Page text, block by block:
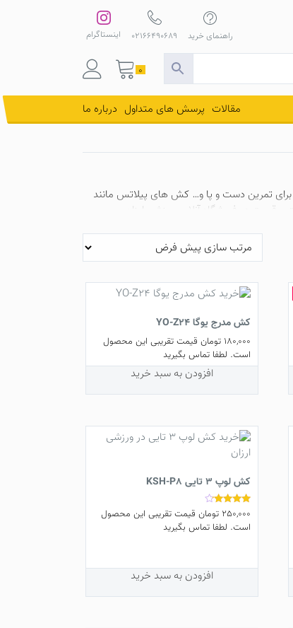
0
راهنمای خرید 02166490689 اینستاگرام
مقالات پرسش های متداول درباره ما
تمرین دست و پا و… کش های پیلاتس مانند
در فروشگاه آنلاین ورزشی ارزان
کش مدرج یوگا YO-Z24
180,000 تومانقیمت تقریبی این محصول
است. لطفا تماس بگیرید
افزودن به سبد خرید
کش لوپ 3 تایی KSH-P8
نمره
4.00
از 5
250,000 تومانقیمت تقریبی این محصول
است. لطفا تماس بگیرید
افزودن به سبد خرید